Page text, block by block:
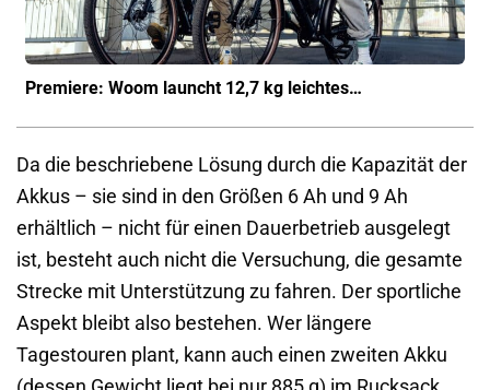
Premiere: Woom launcht 12,7 kg leichtes…
Da die beschriebene Lösung durch die Kapazität der
Akkus – sie sind in den Größen 6 Ah und 9 Ah
erhältlich – nicht für einen Dauerbetrieb ausgelegt
ist, besteht auch nicht die Versuchung, die gesamte
Strecke mit Unterstützung zu fahren. Der sportliche
Aspekt bleibt also bestehen. Wer längere
Tagestouren plant, kann auch einen zweiten Akku